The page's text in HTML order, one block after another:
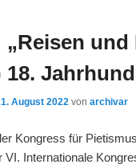
„Reisen
18.
August 2022 vonarchivar
Kongress für
VI. Internationale